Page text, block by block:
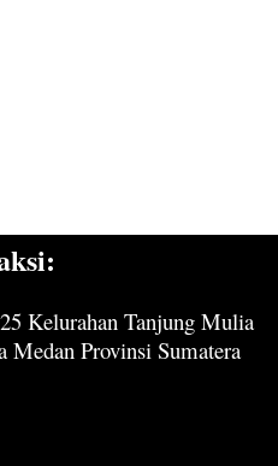
Kelurahan Tanjung Mulia
Medan Provinsi Sumatera